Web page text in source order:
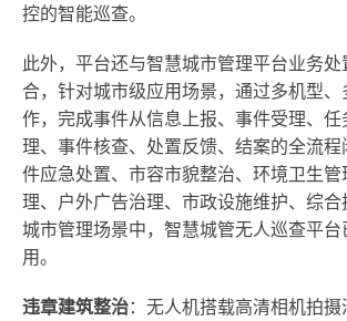
控的智能巡查。
此外，平台还与智慧城市管理平台业务
合，针对城市级应用场景，通过多机型
作，完成事件从信息上报、事件受理、
理、事件核查、处置反馈、结案的全流
件应急处置、市容市貌整治、环境卫生
理、户外广告治理、市政设施维护、综
城市管理场景中，智慧城管无人巡查平
用。
违章建筑整治：无人机搭载高清相机拍